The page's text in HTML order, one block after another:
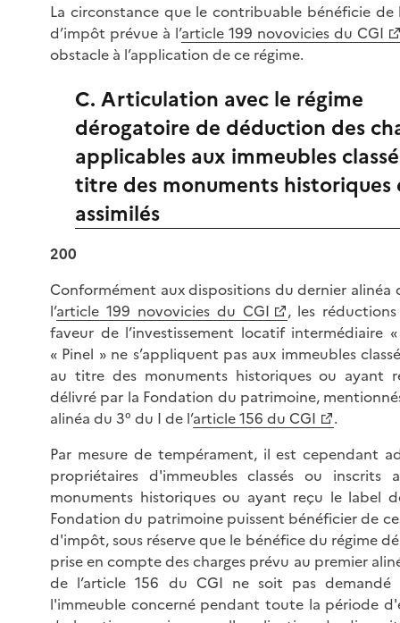
La circonstance que le contribuable bénéficie
d’impôt prévue à l’article 199 novovicies du CGI
obstacle à l’application de ce régime.
C. Articulation avec le régime
dérogatoire de déduction des
applicables aux immeubles
titre des monuments historiques
assimilés
200
Conformément aux dispositions du dernier alinéa
l’article 199 novovicies du CGI
, les
faveur de l’investissement locatif intermédiaire
« Pinel » ne s’appliquent pas aux immeubles
au titre des monuments historiques ou ayant
délivré par la Fondation du patrimoine,
alinéa du 3° du I de l’article 156 du CGI
.
Par mesure de tempérament, il est cependant
propriétaires d'immeubles classés ou inscrits
monuments historiques ou ayant reçu le label
Fondation du patrimoine puissent bénéficier de
d'impôt, sous réserve que le bénéfice du régime
prise en compte des charges prévu au premier
de l’article 156 du CGI ne soit pas
l'immeuble concerné pendant toute la période